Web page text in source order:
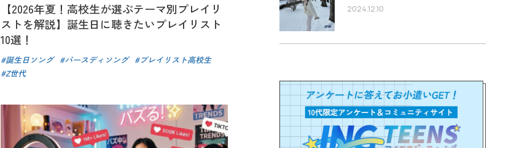
【2026年夏！高校生が選ぶテーマ別プレイリ
ストを解説】誕生日に聴きたいプレイリスト
10選！
誕生日ソング バースディソング
プレイリスト高校生
Z世代
2024.12.10